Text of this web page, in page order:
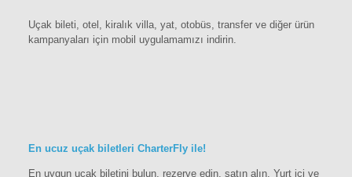
Uçak bileti, otel, kiralık villa, yat, otobüs, transfer ve diğer ürün
kampanyaları için mobil uygulamamızı indirin.
En ucuz uçak biletleri CharterFly ile!
En uygun uçak biletini bulun, rezerve edin, satın alın. Yurt içi ve